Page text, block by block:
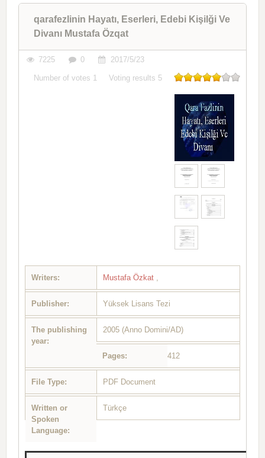
qarafezlinin Hayatı, Eserleri, Edebi Kişilği Ve
Divanı Mustafa Özqat
7225 0 2017/5/23
Number of votes 1 Voting results 5
Writers: Mustafa Özkat ,
Publisher: Yüksek Lisans Tezi
The publishing
year:
2005 (Anno Domini/AD)
Pages: 412
File Type: PDF Document
Written or
Spoken
Language:
Türkçe